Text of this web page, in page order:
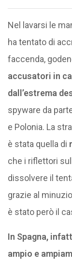
Nel lavarsi le
ha tentato di
faccenda,
accusatori in
dall’estrema
spyware da
e Polonia. La
è stata quella di
che i riflettori
dissolvere il
grazie al
è stato però il
In Spagna,
ampio e